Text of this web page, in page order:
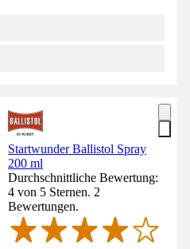
Startwunder Ballistol Spray
200 ml
Durchschnittliche Bewertung:
4 von 5 Sternen. 2
Bewertungen.